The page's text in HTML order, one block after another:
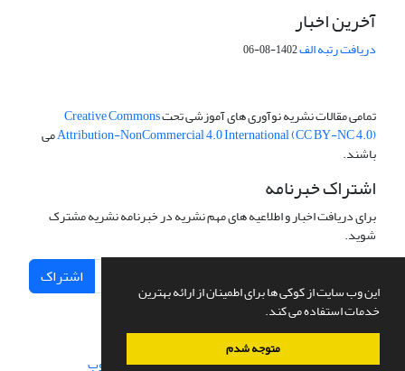
این وب سایت از کوکی ها برای اطمینان از ارائه بهترین
خدمات استفاده می کند.
متوجه شدم
آخرین اخبار
دریافت رتبه الف1402-08-06
تمامی مقالات نشریه نوآوری های آموزشی تحتCreative Commons
Attribution-NonCommercial 4.0 International (CC BY-NC 4.0)می
باشند.
اشتراک خبرنامه
برای دریافت اخبار و اطلاعیه های مهم نشریه در خبرنامه نشریه مشترک
شوید.
اشتراک
سامانه مدیریت نشریات علمی.طراحی و پیاده سازی از سیناوب